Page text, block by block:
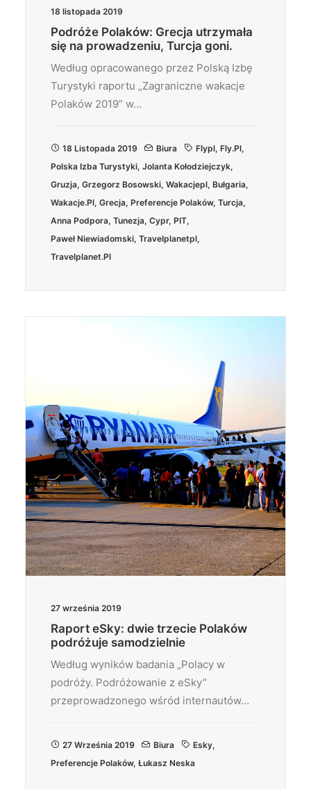
18 listopada 2019
Podróże Polaków: Grecja utrzymała
się na prowadzeniu, Turcja goni.
Według opracowanego przez Polską Izbę
Turystyki raportu „Zagraniczne wakacje
Polaków 2019” w…
18 Listopada 2019 Biura Flypl, Fly.pl,
Polska Izba Turystyki, Jolanta Kołodziejczyk,
Gruzja, Grzegorz Bosowski, Wakacjepl, Bułgaria,
Wakacje.pl, Grecja, Preferencje Polaków, Turcja,
Anna Podpora, Tunezja, Cypr, PIT,
Paweł Niewiadomski, Travelplanetpl,
Travelplanet.pl
27 września 2019
Raport eSky: dwie trzecie Polaków
podróżuje samodzielnie
Według wyników badania „Polacy w
podróży. Podróżowanie z eSky”
przeprowadzonego wśród internautów…
27 Września 2019 Biura Esky,
Preferencje Polaków, Łukasz Neska